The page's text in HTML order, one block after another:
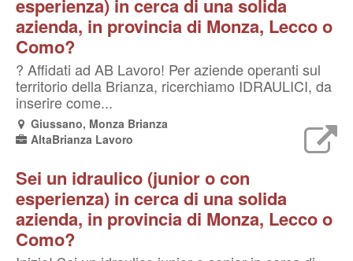
esperienza) in cerca di una solida
azienda, in provincia di Monza, Lecco o
Como?
? Affidati ad AB Lavoro! Per aziende operanti sul
territorio della Brianza, ricerchiamo IDRAULICI, da
inserire come...
Giussano, Monza Brianza
AltaBrianza Lavoro
Sei un idraulico (junior o con
esperienza) in cerca di una solida
azienda, in provincia di Monza, Lecco o
Como?